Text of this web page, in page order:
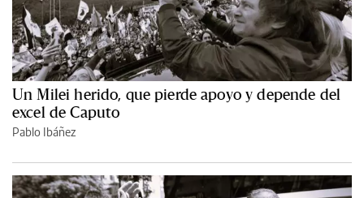
Un Milei herido, que pierde apoyo y depende del
excel de Caputo
Pablo Ibáñez